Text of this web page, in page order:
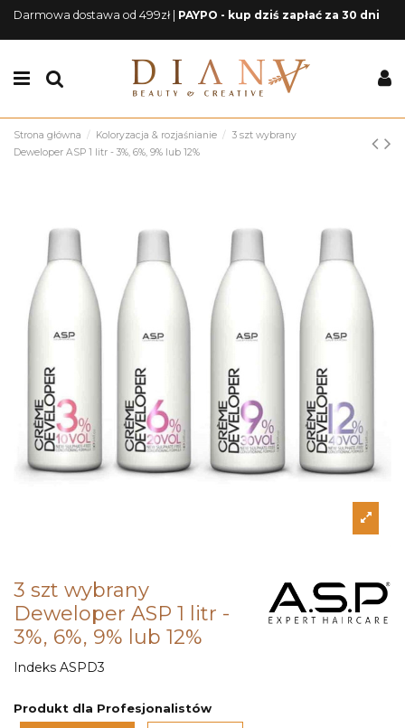
Darmowa dostawa od 499zł | PAYPO - kup dziś zapłać za 30 dni
Strona główna Koloryzacja & rozjaśnianie
3 szt wybrany
Deweloper ASP 1 litr - 3%, 6%, 9% lub 12%
3 szt wybrany
Deweloper ASP 1 litr -
3%, 6%, 9% lub 12%
Indeks ASPD3
Produkt dla Profesjonalistów